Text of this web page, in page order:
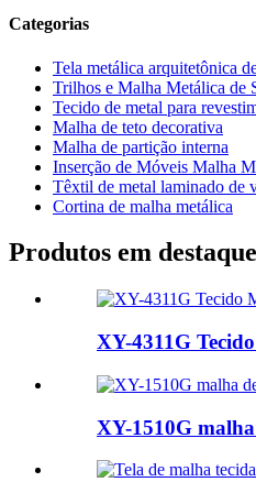
Categorias
Tela metálica arquitetônica
Trilhos e Malha Metálica de
Tecido de metal para
Malha de teto decorativa
Malha de partição interna
Inserção de Móveis Malha
Têxtil de metal laminado de
Cortina de malha metálica
Produtos em destaque
XY-4311G
XY-1510G